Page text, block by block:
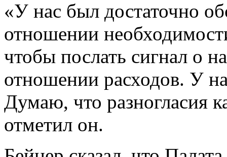
«У нас был достаточно
отношении
чтобы послать сигнал о
отношении расходов. У
Думаю, что разногласия
отметил он.